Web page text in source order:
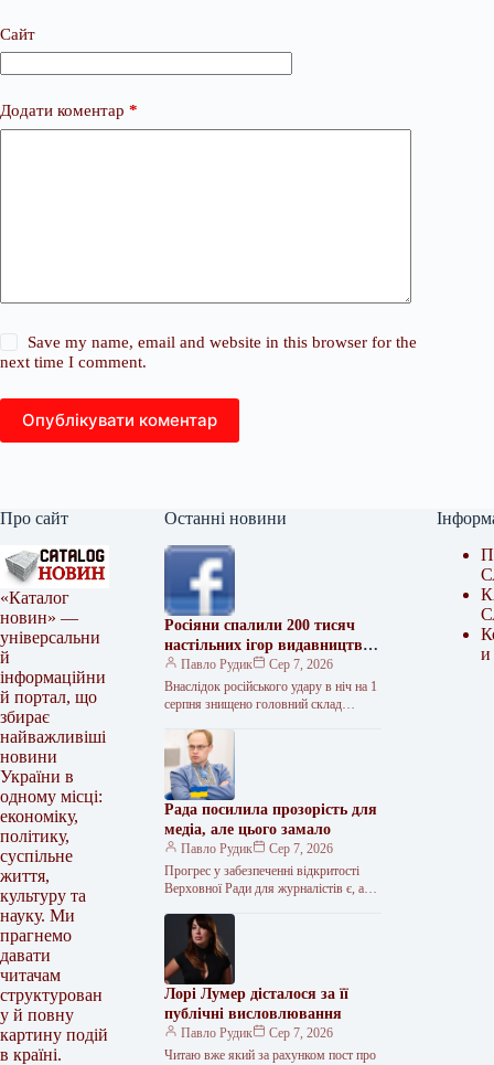
Сайт
Додати коментар *
Save my name, email and website in this browser for the
next time I comment.
Опублікувати коментар
Про сайт
«Каталог
новин» —
універсальни
й
інформаційни
й портал, що
збирає
найважливіші
новини
України в
одному місці:
економіку,
політику,
суспільне
життя,
культуру та
науку. Ми
прагнемо
давати
читачам
структурован
у й повну
картину подій
в країні.
Останні новини
Росіяни спалили 200 тисяч
настільних ігор видавництва
Rozum
Павло Рудик
Сер 7, 2026
Внаслідок російського удару в ніч на 1
серпня знищено головний склад
зберігалися понад 200 тисяч…
Рада посилила прозорість для
медіа, але цього замало
Павло Рудик
Сер 7, 2026
Прогрес у забезпеченні відкритості
Верховної Ради для журналістів є, але
контролювати рішення влади. І будуть.
Доступ…
Лорі Лумер дісталося за її
публічні висловлювання
Павло Рудик
Сер 7, 2026
Читаю вже який за рахунком пост про
и